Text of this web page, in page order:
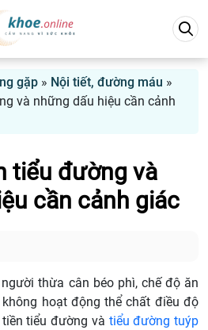
gặp » Nội tiết, đường máu »
và những dấu hiệu cần cảnh
tiểu đường và
cần cảnh giác
thừa cân béo phì, chế độ ăn
hoạt động thể chất điều độ
tiểu đường và tiểu đường tuýp